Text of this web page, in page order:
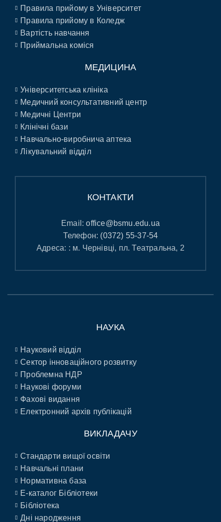
Правила прийому в Університет
Правила прийому в Коледж
Вартість навчання
Приймальна коміся
МЕДИЦИНА
Університетська клініка
Медичний консультативний центр
Медичні Центри
Клінічні бази
Навчально-виробнича аптека
Лікувальний відділ
КОНТАКТИ
Email:office@bsmu.edu.ua
Телефон: (0372) 55-37-54
Адреса: : м. Чернівці, пл. Театральна, 2
НАУКА
Науковий відділ
Сектор інноваційного розвитку
Проблемна НДР
Наукові форуми
Фахові видання
Електронний архів публікацій
ВИКЛАДАЧУ
Стандарти вищої освіти
Навчальні плани
Нормативна база
E-каталог Бібліотеки
Бібліотека
Дні народження